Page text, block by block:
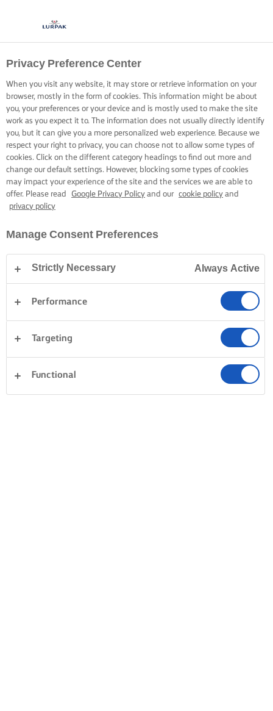
Privacy Preference Center
When you visit any website, it may store or retrieve information on your
browser, mostly in the form of cookies. This information might be about
you, your preferences or your device and is mostly used to make the site
work as you expect it to. The information does not usually directly identify
you, but it can give you a more personalized web experience. Because we
respect your right to privacy, you can choose not to allow some types of
cookies. Click on the different category headings to find out more and
change our default settings. However, blocking some types of cookies
may impact your experience of the site and the services we are able to
offer. Please read
Google Privacy Policy and our cookie policy and
privacy policy
Manage Consent Preferences
Strictly Necessary Always Active
Performance
Targeting
Functional